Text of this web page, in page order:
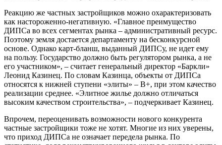
Реакцию же частных застройщиков можно охарактеризовать
как настороженно-негативную. «Главное преимущество
ДИПСа во всех сегментах рынка – административный ресурс.
Поэтому земля достается департаменту на бесконкурсной
основе. Однако карт-бланш, выданный ДИПСу, не идет ему
на пользу. Государство должно быть регулятором рынка, а не
его участником», – считает генеральный директор «Баркли»
Леонид Казинец. По словам Казинца, объекты от ДИПСа
относятся к нижней ступени «элиты» – B+, при этом качество
реализации среднее. «Элитное жилье должно отличаться
высоким качеством строительства», – подчеркивает Казинец.
Впрочем, переоценивать возможности нового конкурента
частные застройщики тоже не хотят. Многие из них уверены,
что приход ДИПСа не означает передела рынка. По